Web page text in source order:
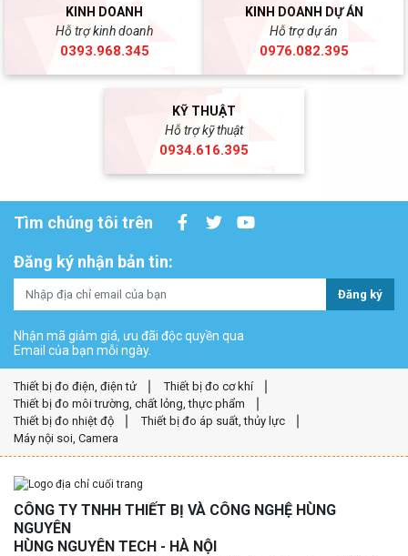
KINH DOANH
Hỗ trợ kinh doanh
0393.968.345
KINH DOANH DỰ ÁN
Hỗ trợ dự án
0976.082.395
KỸ THUẬT
Hỗ trợ kỹ thuật
0934.616.395
Tìm chúng tôi trên
Đăng ký nhận bản tin:
Đăng ký
Nhận mã giảm giá, ưu đãi độc quyền qua
Email của bạn mỗi ngày.
Thiết bị đo điện, điện tử
Thiết bị đo cơ khí
Thiết bị đo môi trường, chất lỏng, thực phẩm
Thiết bị đo nhiệt độ
Thiết bị đo áp suất, thủy lực
Máy nội soi, Camera
CÔNG TY TNHH THIẾT BỊ VÀ CÔNG NGHỆ HÙNG
NGUYÊN
HÙNG NGUYÊN TECH - HÀ NỘI